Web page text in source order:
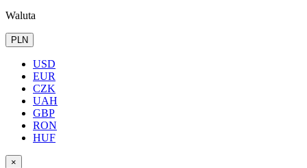
Waluta
PLN
USD
EUR
CZK
UAH
GBP
RON
HUF
×